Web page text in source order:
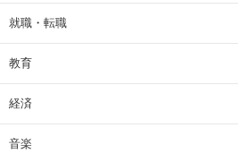
就職・転職
教育
経済
音楽